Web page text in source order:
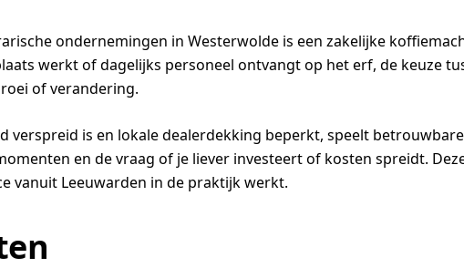
ondernemingen in Westerwolde is een zakelijke
werkt of dagelijks personeel ontvangt op het erf, de keuze
of verandering.
verspreid is en lokale dealerdekking beperkt, speelt
en de vraag of je liever investeert of kosten spreidt.
vanuit Leeuwarden in de praktijk werkt.